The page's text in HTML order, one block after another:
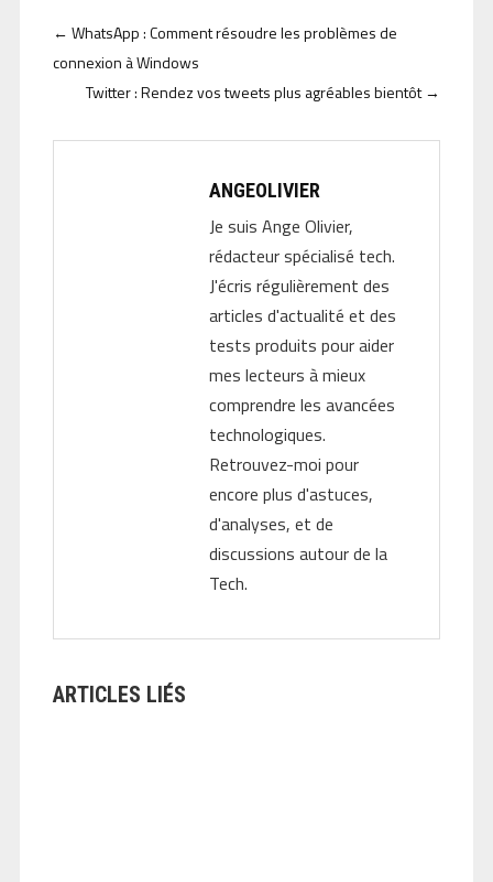
← WhatsApp : Comment résoudre les problèmes de
connexion à Windows
Twitter : Rendez vos tweets plus agréables bientôt→
ANGEOLIVIER
Je suis Ange Olivier,
rédacteur spécialisé tech.
J'écris régulièrement des
articles d'actualité et des
tests produits pour aider
mes lecteurs à mieux
comprendre les avancées
technologiques.
Retrouvez-moi pour
encore plus d'astuces,
d'analyses, et de
discussions autour de la
Tech.
ARTICLES LIÉS